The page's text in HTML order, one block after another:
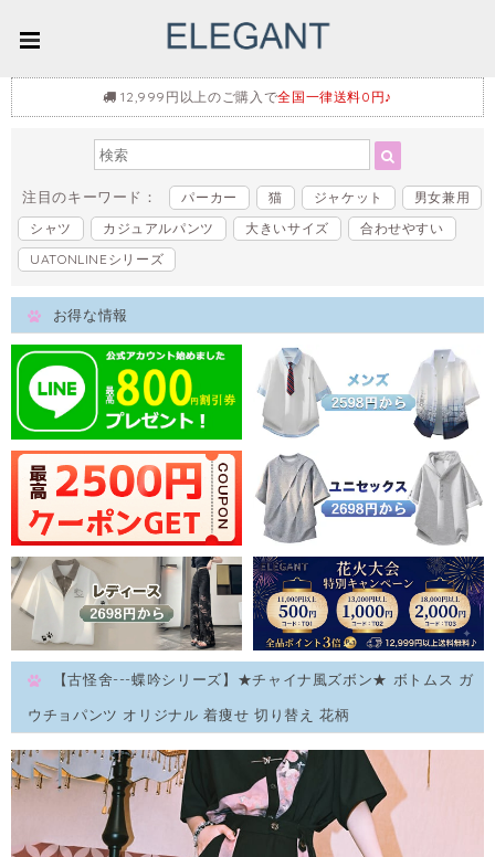
12,999円以上のご購入で全国一律送料0円♪
注目のキーワード： パーカー 猫 ジャケット
男女兼用
シャツ
カジュアルパンツ 大きいサイズ
合わせやすい
UATONLINEシリーズ
お得な情報
【古怪舍---蝶吟シリーズ】★チャイナ風ズボン★ ボトムス ガ
ウチョパンツ オリジナル 着痩せ 切り替え 花柄